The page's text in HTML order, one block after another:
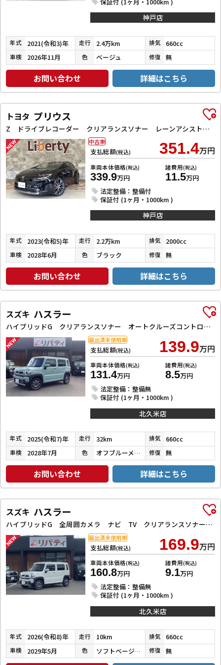
神戸店
年式 2021(令和3)年 走行 2.4万km 排気 660cc
車検 2026年11月 色 ベージュ 修復 無
お問い合わせ 詳細はこちら
トヨタ プリウス
Z ドライブレコーダー クリアランスソナー レーンアシスト オートクルーズコントロール パークアシスト 衝突被害軽減システム 全周囲カメラ ナビ TV アルミホイール オートマチックハイビーム
支払総額(税込) 351.4万円
車両本体価格(税込)
339.9万円
諸費用(税込)
11.5万円
法定整備：整備付
保証付 (1ヶ月・1000km )
中古車
神戸店
年式 2023(令和5)年 走行 2.2万km 排気 2000cc
車検 2028年6月 色 ブラック 修復 無
お問い合わせ 詳細はこちら
スズキ ハスラー
ハイブリッドG クリアランスソナー オートクルーズコントロール レーンアシスト 衝突被害軽減システム オートライト スマートキー アイドリングストップ 電動格納ミラー シートヒーター CVT ESC エアコン
支払総額(税込) 139.9万円
車両本体価格(税込)
131.4万円
諸費用(税込)
8.5万円
法定整備：整備無
保証付 (1ヶ月・1000km )
届出済未使用車
北久米店
年式 2025(令和7)年 走行 32km 排気 660cc
車検 2028年7月 色 オフブルーメタリック 修復 無
お問い合わせ 詳細はこちら
スズキ ハスラー
ハイブリッドG 全周囲カメラ ナビ TV クリアランスソナー オートクルーズコントロール レーンアシスト 衝突被害軽減システム オートライト スマートキー アイドリングストップ 電動格納ミラー シートヒーター CVT
支払総額(税込) 169.9万円
車両本体価格(税込)
160.8万円
諸費用(税込)
9.1万円
法定整備：整備無
保証付 (1ヶ月・1000km )
届出済未使用車
北久米店
年式 2026(令和8)年 走行 10km 排気 660cc
車検 2029年5月 色 ソフトベージュメタリック 修復 無